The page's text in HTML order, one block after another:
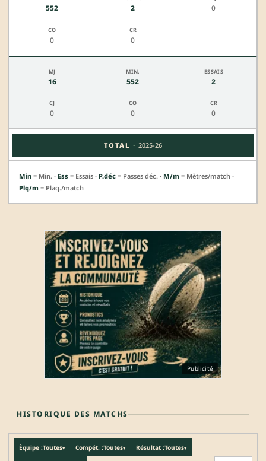
552 2 0
0 0
16 552 2
0 0 0
TOTAL · 2025-26
Min = Min. · Ess = Essais · P.déc = Passes déc. · M/m = Mètres/match ·
Plq/m = Plaq./match
Publicité
HISTORIQUE DES MATCHS
Équipe :Toutes▾ Compét. :Toutes▾ Résultat :Toutes▾